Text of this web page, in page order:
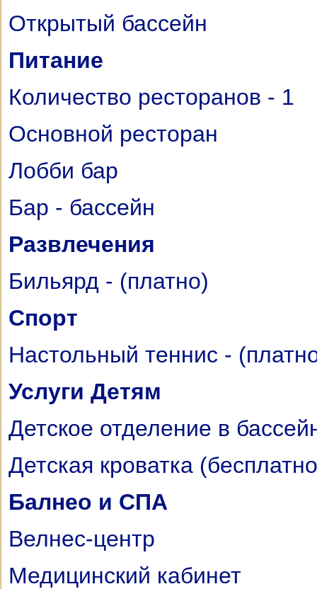
Открытый бассейн
Питание
Количество ресторанов - 1
Основной ресторан
Лобби бар
Бар - бассейн
Развлечения
Бильярд - (платно)
Спорт
Настольный теннис -
Услуги Детям
Детское отделение в
Детская кроватка
Балнео и СПА
Велнес-центр
Медицинский кабинет